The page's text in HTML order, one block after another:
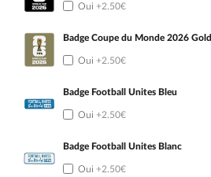
Oui +2.50€
Badge Coupe du Monde 2026 Gold
Oui +2.50€
Badge Football Unites Bleu
Oui +2.50€
Badge Football Unites Blanc
Oui +2.50€